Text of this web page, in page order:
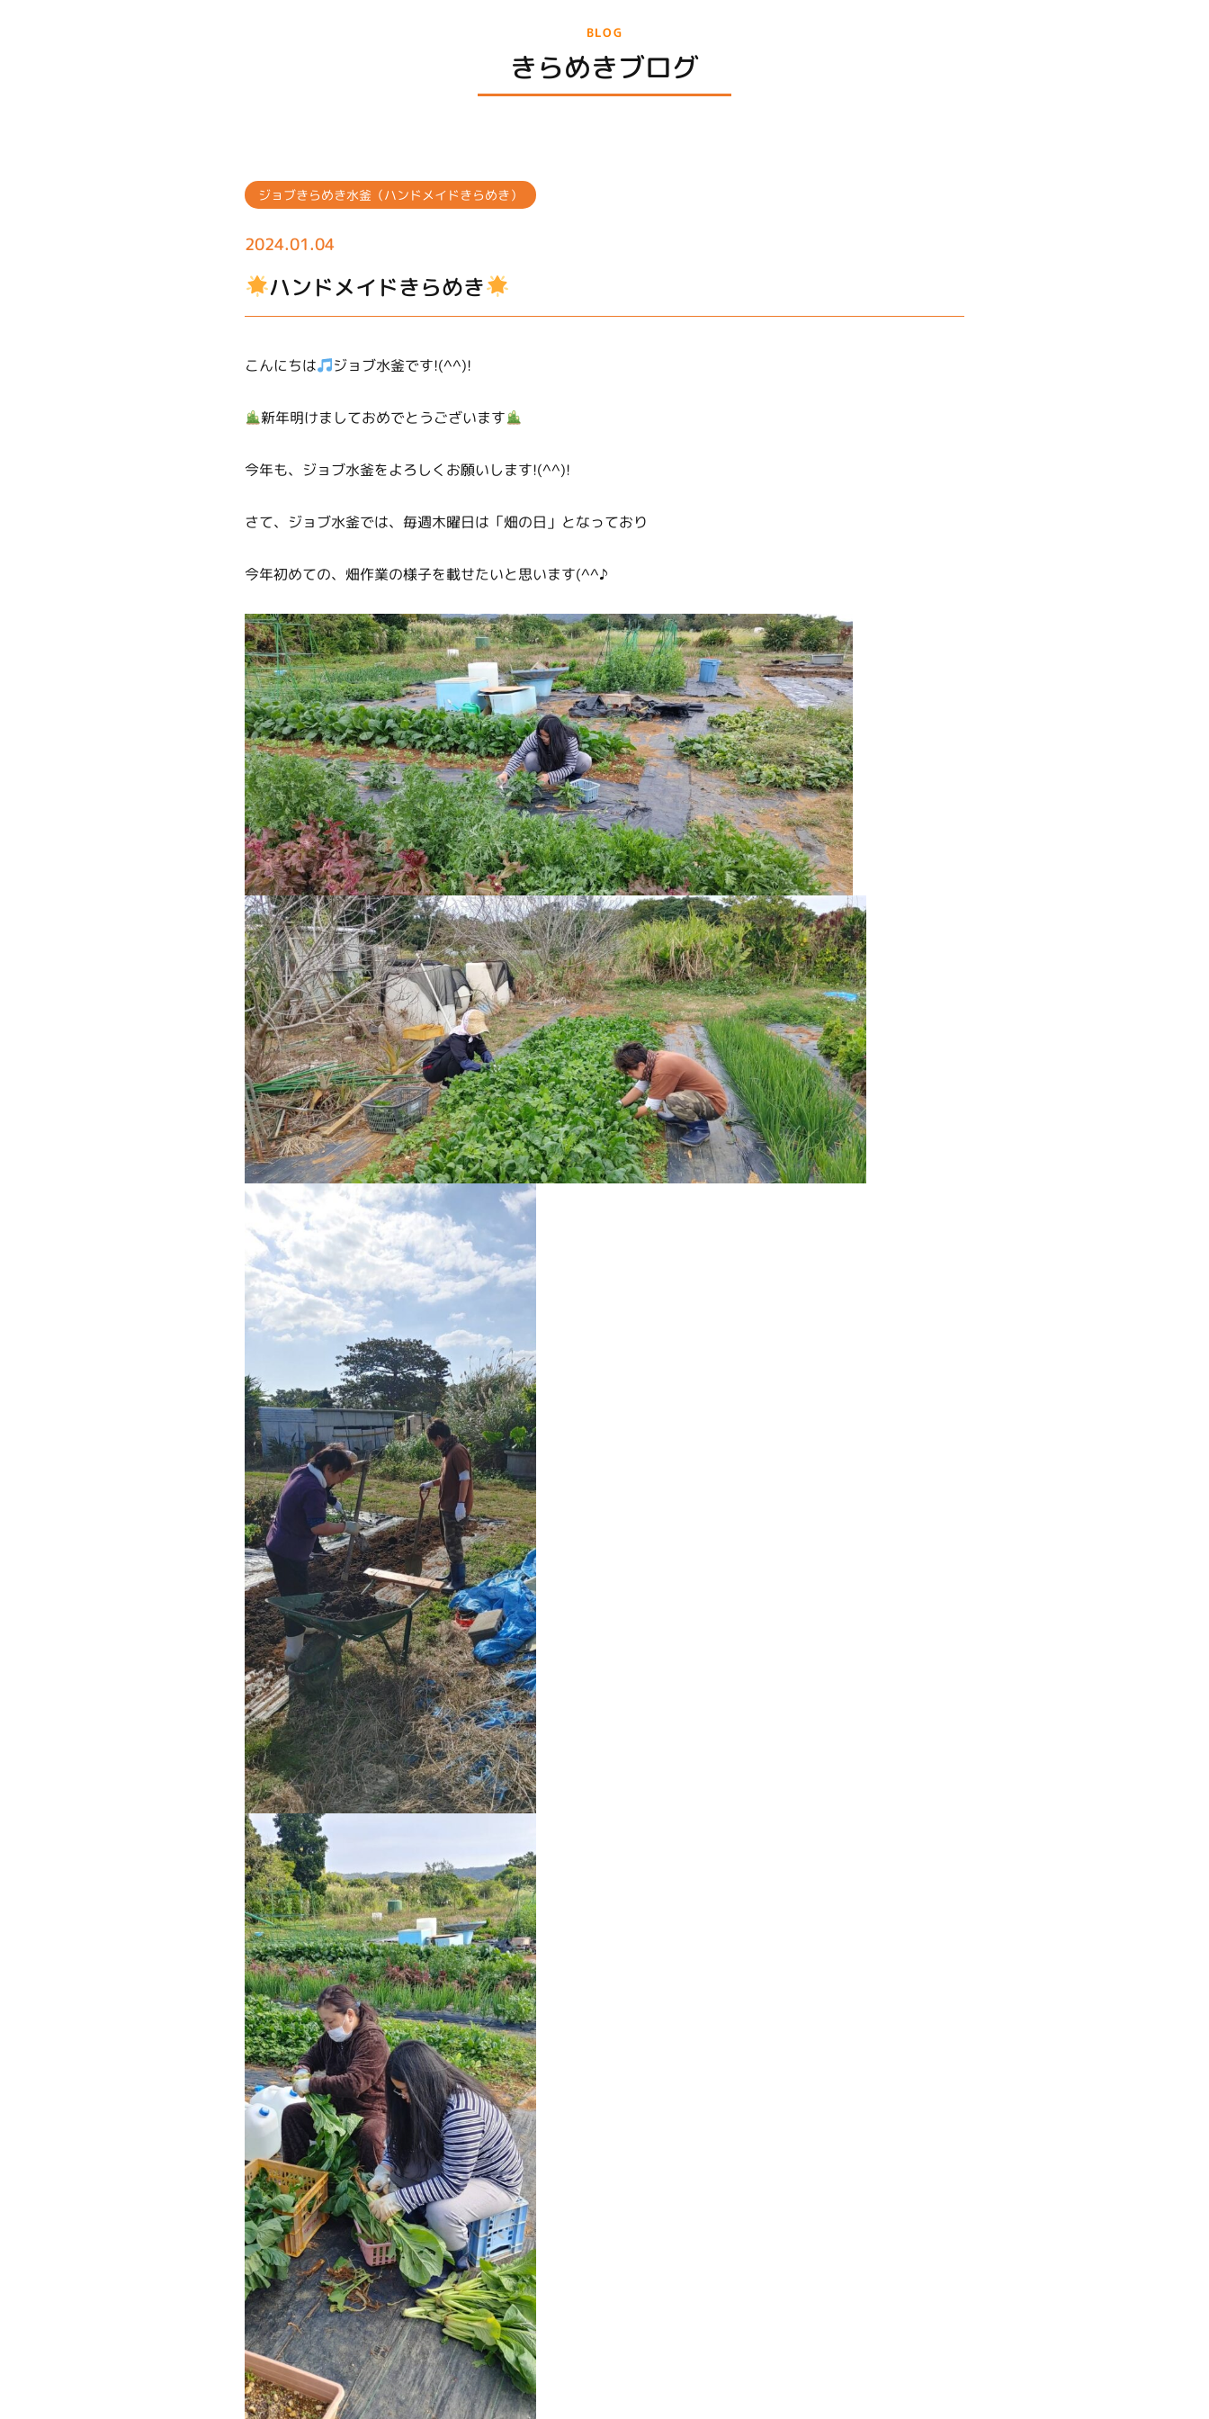
BLOG
きらめきブログ
ジョブきらめき水釜（ハンドメイドきらめき）
2024.01.04
ハンドメイドきらめき
こんにちは ジョブ水釜です!(^^)!
新年明けましておめでとうございます
今年も、ジョブ水釜をよろしくお願いします!(^^)!
さて、ジョブ水釜では、毎週木曜日は「畑の日」となっており
今年初めての、畑作業の様子を載せたいと思います(^^♪